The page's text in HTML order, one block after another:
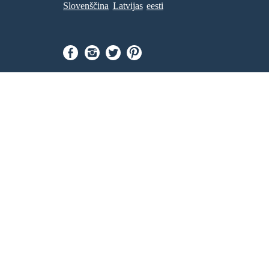
Slovenščina Latvijas eesti